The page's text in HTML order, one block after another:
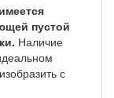
пустой
Наличие
с